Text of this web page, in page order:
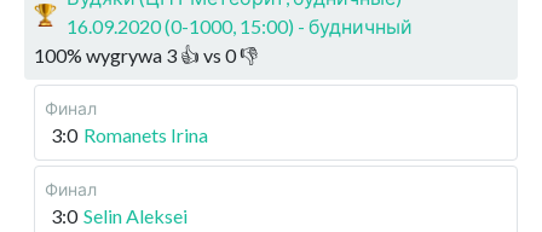
16.09.2020 (0-1000, 15:00) - будничный
100% wygrywa 3 👍 vs 0👎
Финал
3:0 Romanets Irina
Финал
3:0 Selin Aleksei